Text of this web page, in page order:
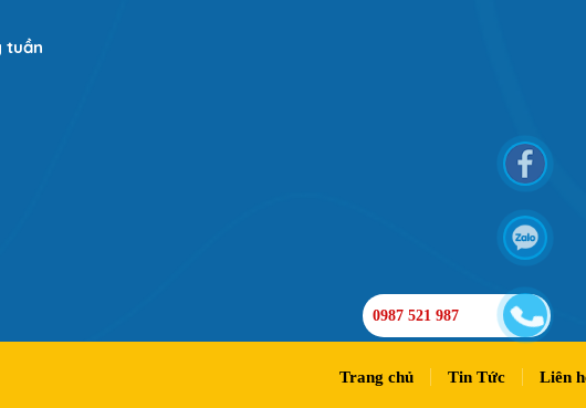
tuần
Trang chủ Tin Tức Liên
0987 521 987